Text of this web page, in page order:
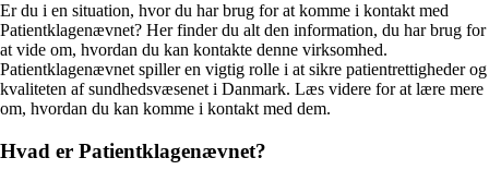
Er du i en situation, hvor du har brug for at komme i kontakt med
Patientklagenævnet? Her finder du alt den information, du har brug for
at vide om, hvordan du kan kontakte denne virksomhed.
Patientklagenævnet spiller en vigtig rolle i at sikre patientrettigheder og
kvaliteten af sundhedsvæsenet i Danmark. Læs videre for at lære mere
om, hvordan du kan komme i kontakt med dem.
Hvad er Patientklagenævnet?